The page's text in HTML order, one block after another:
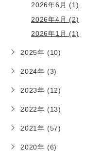
2026年6月 (1)
2026年4月 (2)
2026年1月 (1)
2025年 (10)
2024年 (3)
2023年 (12)
2022年 (13)
2021年 (57)
2020年 (6)